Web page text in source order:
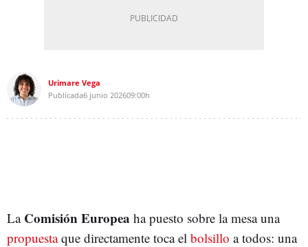
Urimare Vega
Publicada6 junio 202609:00h
La Comisión Europea ha puesto sobre la mesa una
propuestaque directamente toca el bolsillo a todos: una